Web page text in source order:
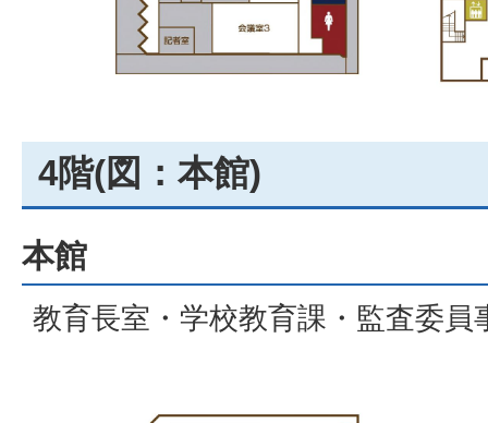
4階(図：本館)
本館
教育長室・学校教育課・監査委員